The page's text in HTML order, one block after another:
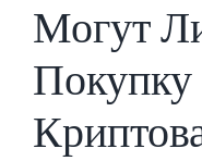
Могут